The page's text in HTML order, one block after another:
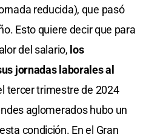
reducida), que pasó
Esto quiere decir que para
del salario, los
jornadas laborales al
tercer trimestre de 2024
aglomerados hubo un
condición. En el Gran